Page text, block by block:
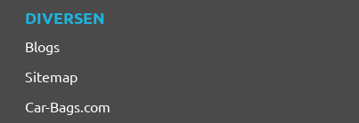
DIVERSEN
Blogs
Sitemap
Car-Bags.com